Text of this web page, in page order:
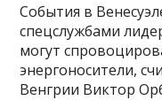
События в
спецслужбами
могут
энергоносители,
Венгрии Виктор